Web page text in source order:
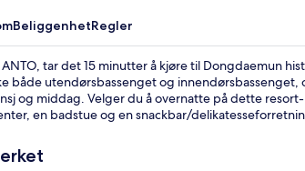
BeliggenhetRegler
tar det 15 minutter å kjøre til Dongdaemun
både utendørsbassenget og innendørsbassenget,
og middag. Velger du å overnatte på dette
en badstue og en snackbar/
–